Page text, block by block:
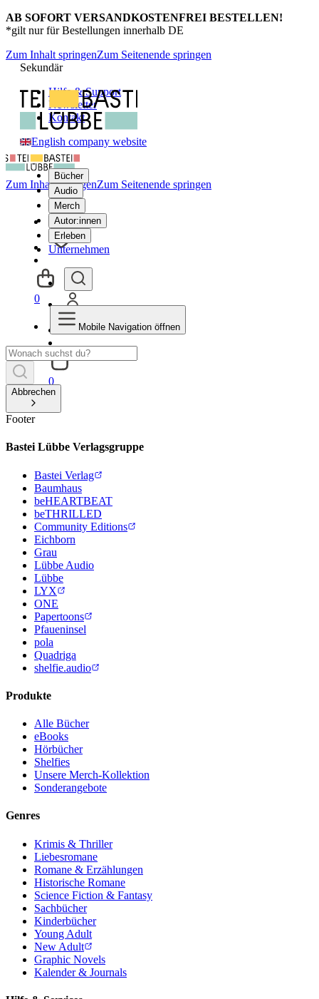
AB SOFORT VERSANDKOSTENFREI BESTELLEN!
*gilt nur für Bestellungen innerhalb DE
Zum Inhalt springenZum Seitenende springen
Sekundär
Hilfe & Support
Newsletter
Kontakt
English company website
Bücher
Audio
Merch
Autor:innen
Erleben
Unternehmen
0
Zum Inhalt springenZum Seitenende springen
0
Mobile Navigation öffnen
Abbrechen
Footer
Bastei Lübbe Verlagsgruppe
Bastei Verlag
Baumhaus
beHEARTBEAT
beTHRILLED
Community Editions
Eichborn
Grau
Lübbe Audio
Lübbe
LYX
ONE
Papertoons
Pfaueninsel
pola
Quadriga
shelfie.audio
Produkte
Alle Bücher
eBooks
Hörbücher
Shelfies
Unsere Merch-Kollektion
Sonderangebote
Genres
Krimis & Thriller
Liebesromane
Romane & Erzählungen
Historische Romane
Science Fiction & Fantasy
Sachbücher
Kinderbücher
Young Adult
New Adult
Graphic Novels
Kalender & Journals